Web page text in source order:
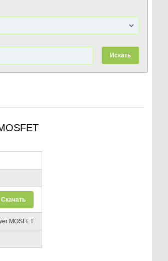
Искать
Скачать
MOSFET